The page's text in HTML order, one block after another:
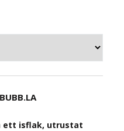
ett isflak, utrustat